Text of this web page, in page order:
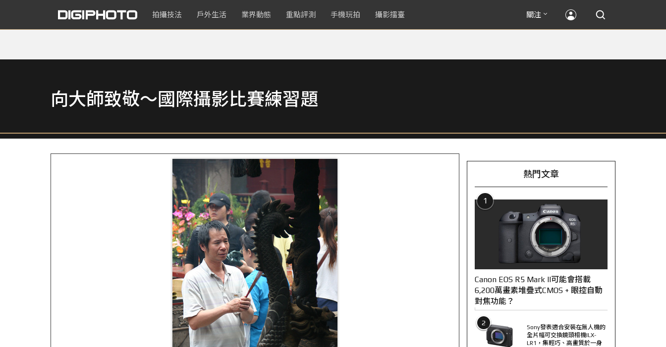
拍攝技法 戶外生活 業界動態 重點評測 手機玩拍 攝影擂臺 關注
向大師致敬～國際攝影比賽練習題
熱門文章
1
Canon EOS R5 Mark II可能會搭載
6,200萬畫素堆疊式CMOS + 眼控自動
對焦功能？
2
Sony發表適合安裝在無人機的
全片幅可交換鏡頭相機ILX-
LR1，集輕巧、高畫質於一身